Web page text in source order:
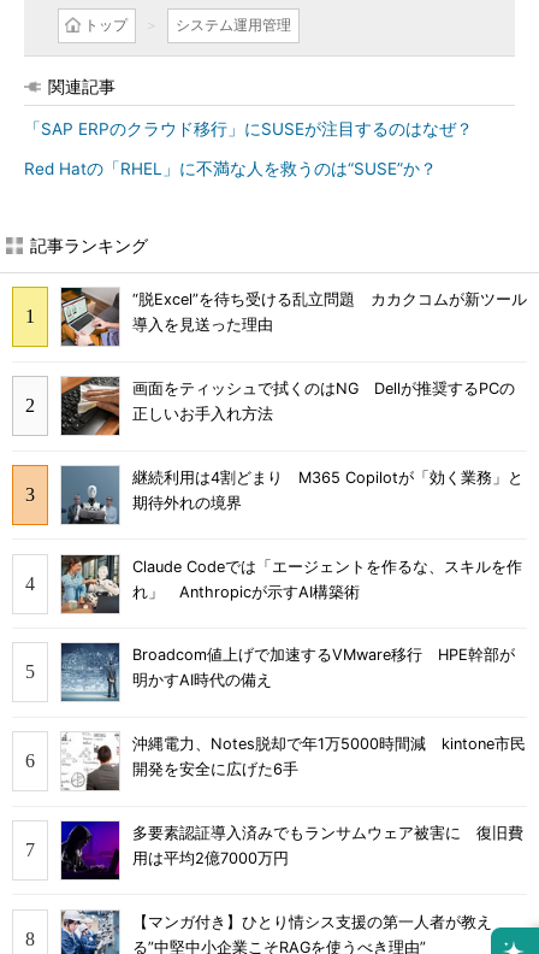
トップ システム運用管理
関連記事
「SAP ERPのクラウド移行」にSUSEが注目するのはなぜ？
Red Hatの「RHEL」に不満な人を救うのは“SUSE”か？
記事ランキング
“脱Excel”を待ち受ける乱立問題 カカクコムが新ツール
導入を見送った理由
画面をティッシュで拭くのはNG Dellが推奨するPCの
正しいお手入れ方法
継続利用は4割どまり M365 Copilotが「効く業務」と
期待外れの境界
Claude Codeでは「エージェントを作るな、スキルを作
れ」 Anthropicが示すAI構築術
Broadcom値上げで加速するVMware移行 HPE幹部が
明かすAI時代の備え
沖縄電力、Notes脱却で年1万5000時間減 kintone市民
開発を安全に広げた6手
多要素認証導入済みでもランサムウェア被害に 復旧費
用は平均2億7000万円
【マンガ付き】ひとり情シス支援の第一人者が教え
る”中堅中小企業こそRAGを使うべき理由”